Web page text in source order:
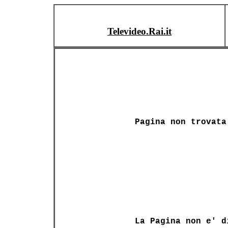
Televideo.Rai.it
Pagina non trovata
La Pagina non e'